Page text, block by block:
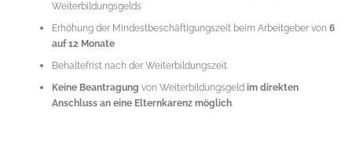
Weiterbildungsgelds
Erhöhung der Mindestbeschäftigungszeit beim Arbeitgeber von 6
auf 12 Monate
Behaltefrist nach der Weiterbildungszeit
Keine Beantragung von Weiterbildungsgeld im direkten
Anschluss an eine Elternkarenz möglich.